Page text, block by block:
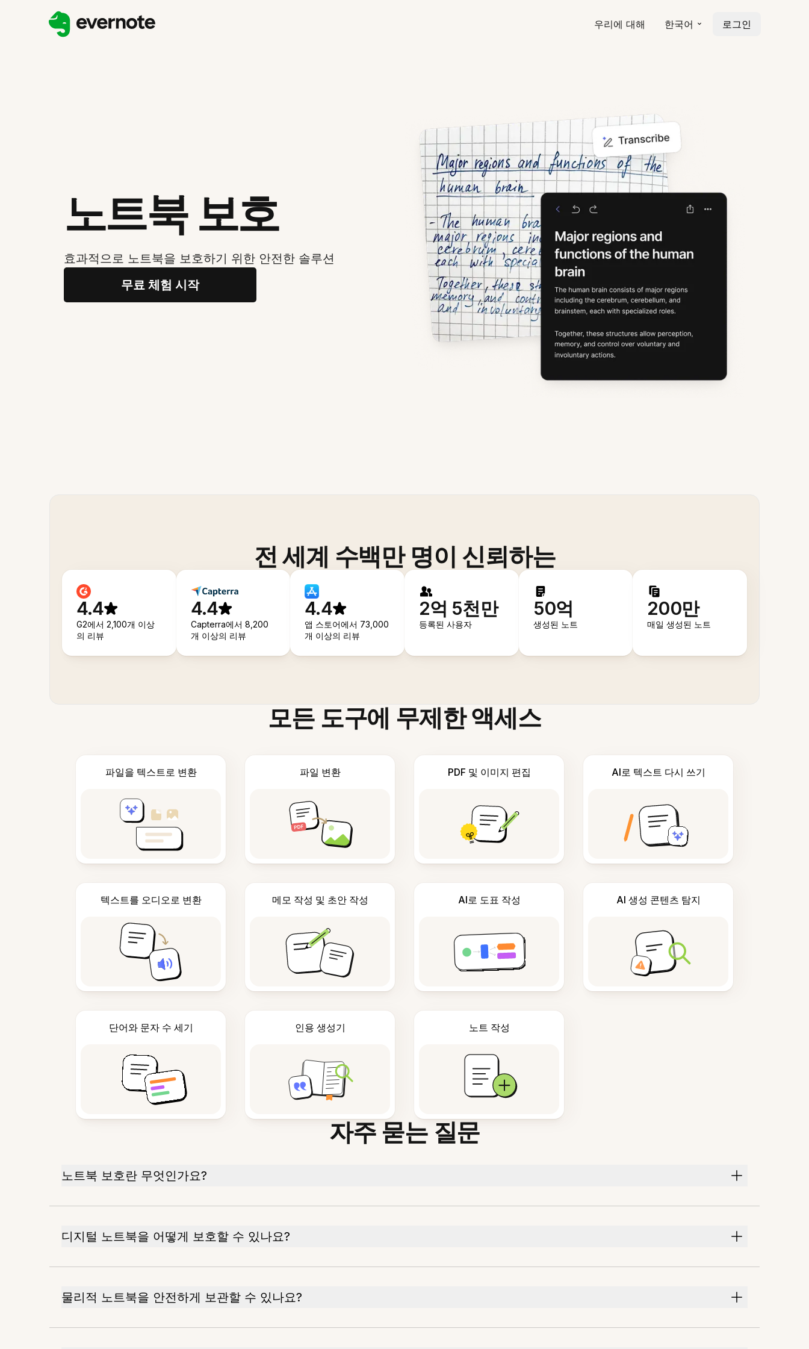
우리에 대해 한국어 로그인
노트북 보호
효과적으로 노트북을 보호하기 위한 안전한 솔루션
무료 체험 시작
전 세계 수백만 명이 신뢰하는
4.4
G2에서 2,100개 이상
의 리뷰
4.4
Capterra에서 8,200
개 이상의 리뷰
4.4
앱 스토어에서 73,000
개 이상의 리뷰
2억 5천만
등록된 사용자
50억
생성된 노트
200만
매일 생성된 노트
모든 도구에 무제한 액세스
파일을 텍스트로 변환 파일 변환 PDF 및 이미지 편집 AI로 텍스트 다시 쓰기
텍스트를 오디오로 변환 메모 작성 및 초안 작성 AI로 도표 작성 AI 생성 콘텐츠 탐지
단어와 문자 수 세기 인용 생성기 노트 작성
자주 묻는 질문
노트북 보호란 무엇인가요?
디지털 노트북을 어떻게 보호할 수 있나요?
물리적 노트북을 안전하게 보관할 수 있나요?